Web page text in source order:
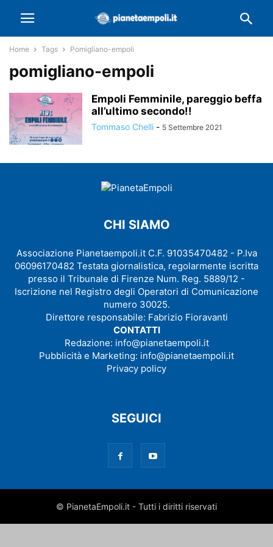
Home Tags Pomigliano-empoli
pomigliano-empoli
Empoli Femminile, pareggio beffa
all’ultimo secondo!!
Tommaso Chelli - 5 Settembre 2021
CHI SIAMO
Associazione Pianetaempoli.it C.F. 91035470482 - P.Iva
06096170482 Testata giornalistica, regolarmente iscritta
presso il Tribunale di Firenze Num. Reg. 5889/12 -
Iscrizione nel Registro degli Operatori di Comunicazione
numero 30025.
Direttore responsabile: Fabrizio Fioravanti
CONTATTI
Redazione: info@pianetaempoli.it
Pubblicità e Marketing: info@pianetaempoli.it
Privacy policy
SEGUICI
© PianetaEmpoli.it - Tutti i diritti riservati